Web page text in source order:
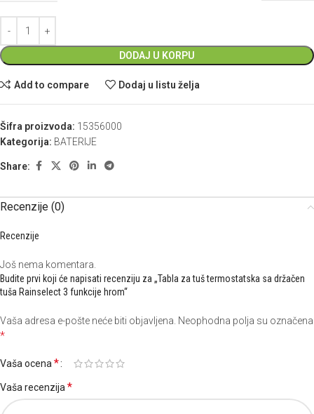
DODAJ U KORPU
Add to compare Dodaj u listu želja
Šifra proizvoda: 15356000
Kategorija: BATERIJE
Share:
Recenzije (0)
Recenzije
Još nema komentara.
Budite prvi koji će napisati recenziju za „Tabla za tuš termostatska sa držačen
tuša Rainselect 3 funkcije hrom“
Vaša adresa e-pošte neće biti objavljena. Neophodna polja su označena
*
Vaša ocena*
Vaša recenzija*